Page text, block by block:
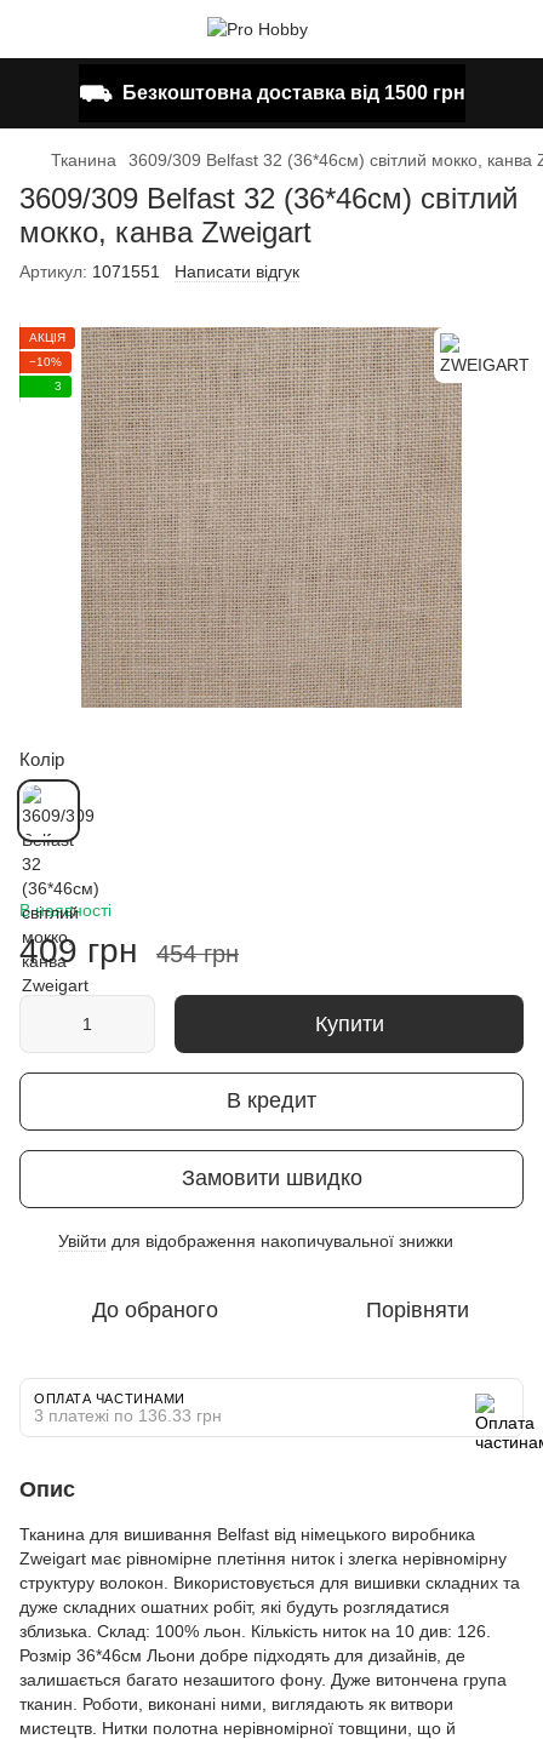
⛟ Безкоштовна доставка від 1500 грн
Тканина 3609/309 Belfast 32 (36*46см) світлий мокко, канва
3609/309 Belfast 32 (36*46см) світлий
мокко, канва Zweigart
Артикул: 1071551 Написати відгук
АКЦІЯ
−10%
3
Колір
В наявності
409 грн 454 грн
Купити
В кредит
Замовити швидко
Увійти для відображення накопичувальної знижки
До обраного Порівняти
ОПЛАТА ЧАСТИНАМИ
3 платежі по 136.33 грн
Опис
Тканина для вишивання Belfast від німецького виробника
Zweigart має рівномірне плетіння ниток і злегка нерівномірну
структуру волокон. Використовується для вишивки складних та
дуже складних ошатних робіт, які будуть розглядатися
зблизька. Склад: 100% льон. Кількість ниток на 10 див: 126.
Розмір 36*46см Льони добре підходять для дизайнів, де
залишається багато незашитого фону. Дуже витончена група
тканин. Роботи, виконані ними, виглядають як витвори
мистецтв. Нитки полотна нерівномірної товщини, що й